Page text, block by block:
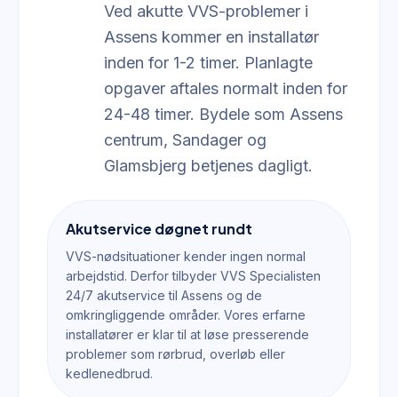
Ved akutte VVS-problemer i
Assens kommer en installatør
inden for 1-2 timer. Planlagte
opgaver aftales normalt inden for
24-48 timer. Bydele som Assens
centrum, Sandager og
Glamsbjerg betjenes dagligt.
Akutservice døgnet rundt
VVS-nødsituationer kender ingen normal
arbejdstid. Derfor tilbyder VVS Specialisten
24/7 akutservice til Assens og de
omkringliggende områder. Vores erfarne
installatører er klar til at løse presserende
problemer som rørbrud, overløb eller
kedlenedbrud.